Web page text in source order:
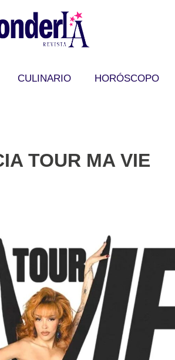
CULINARIO HORÓSCOPO
TOUR MA VIE